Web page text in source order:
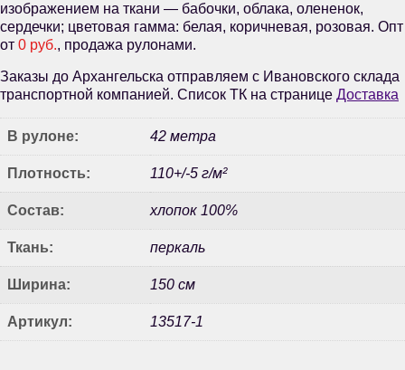
изображением на ткани — бабочки, облака, олененок,
сердечки; цветовая гамма: белая, коричневая, розовая. Опт
от 0 руб., продажа рулонами.
Заказы до Архангельска отправляем с Ивановского склада
транспортной компанией. Список ТК на странице Доставка
В рулоне: 42 метра
Плотность: 110+/-5 г/м²
Состав: хлопок 100%
Ткань: перкаль
Ширина: 150 см
Артикул: 13517-1